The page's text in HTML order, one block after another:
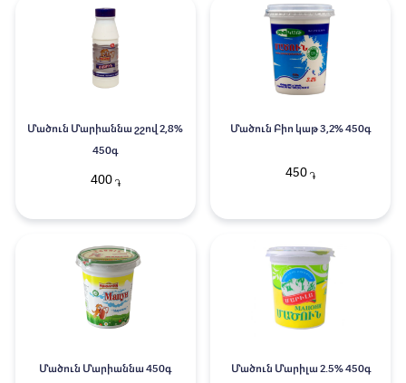
Մածուն Մարիաննա շշով 2,8%
450գ
400֏
Մածուն Բիո կաթ 3,2% 450գ
450 ֏
Մածուն Մարիաննա 450գ Մածուն Մարիլա 2.5% 450գ